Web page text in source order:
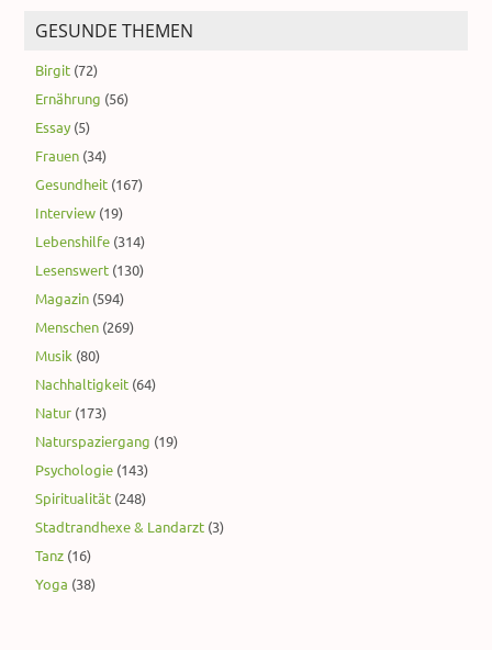
GESUNDE THEMEN
Birgit (72)
Ernährung (56)
Essay (5)
Frauen (34)
Gesundheit (167)
Interview (19)
Lebenshilfe (314)
Lesenswert (130)
Magazin (594)
Menschen (269)
Musik (80)
Nachhaltigkeit (64)
Natur (173)
Naturspaziergang (19)
Psychologie (143)
Spiritualität (248)
Stadtrandhexe & Landarzt (3)
Tanz (16)
Yoga (38)